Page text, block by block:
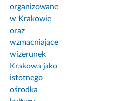
organizowane
w Krakowie
oraz
wzmacniające
wizerunek
Krakowa jako
istotnego
ośrodka